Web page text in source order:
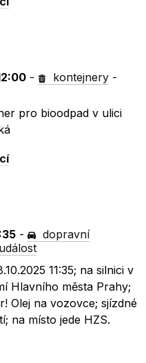
- kontejnery -
pro bioodpad v ulici
-
dopravní
11:35; na silnici v
Hlavního města Prahy;
Olej na vozovce; sjízdné
na místo jede HZS.